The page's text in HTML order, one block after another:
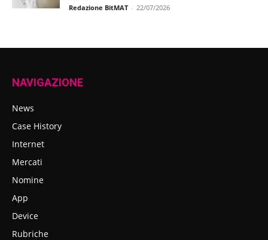
Redazione BitMAT - 22/07/2026
NAVIGAZIONE
News
Case History
Internet
Mercati
Nomine
App
Device
Rubriche